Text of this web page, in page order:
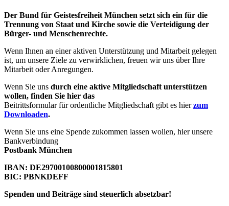
Der Bund für Geistesfreiheit München setzt sich ein für die
Trennung von Staat und Kirche sowie die Verteidigung der
Bürger- und Menschenrechte.
Wenn Ihnen an einer aktiven Unterstützung und Mitarbeit gelegen
ist, um unsere Ziele zu verwirklichen, freuen wir uns über Ihre
Mitarbeit oder Anregungen.
Wenn Sie uns durch eine aktive Mitgliedschaft unterstützen
wollen, finden Sie hier das
Beitrittsformular für ordentliche Mitgliedschaft gibt es hierzum
Downloaden.
Wenn Sie uns eine Spende zukommen lassen wollen, hier unsere
Bankverbindung
Postbank München
IBAN: DE29700100800001815801
BIC: PBNKDEFF
Spenden und Beiträge sind steuerlich absetzbar!